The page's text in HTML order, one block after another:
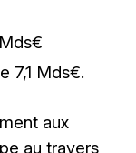
7,1 Mds€.
aux
au travers